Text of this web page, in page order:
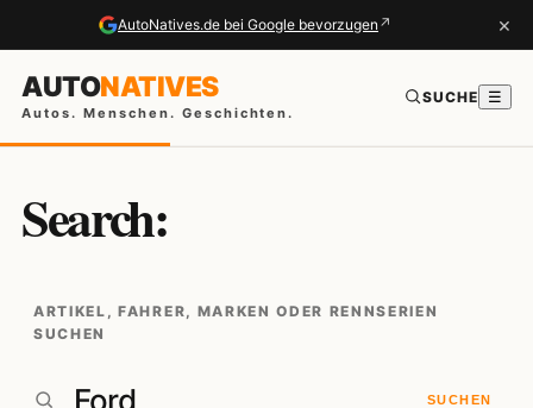
AutoNatives.de bei Google bevorzugen ↗ ×
AUTONATIVES
Autos. Menschen. Geschichten.
SUCHE ☰
Search:
ARTIKEL, FAHRER, MARKEN ODER RENNSERIEN
SUCHEN
SUCHEN